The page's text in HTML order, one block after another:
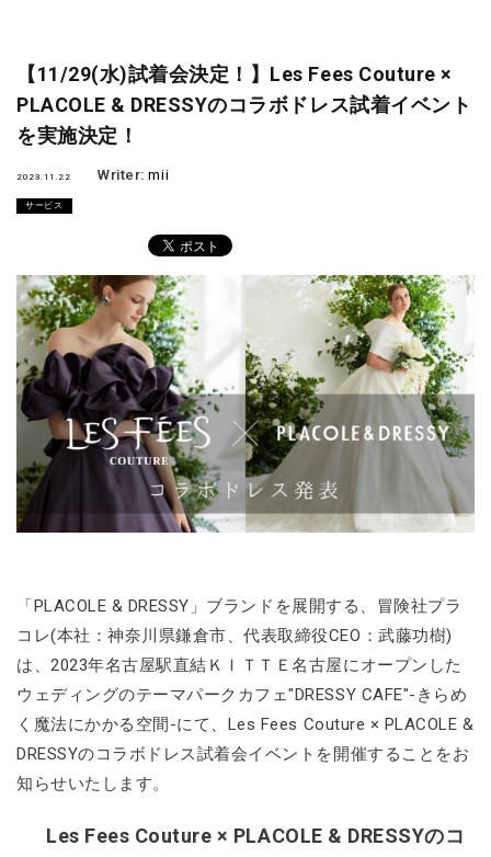
【11/29(水)試着会決定！】Les Fees Couture ×
PLACOLE & DRESSYのコラボドレス試着イベント
を実施決定！
2023.11.22 Writer:mii
サービス
「PLACOLE & DRESSY」ブランドを展開する、冒険社プラ
コレ(本社：神奈川県鎌倉市、代表取締役CEO：武藤功樹)
は、2023年名古屋駅直結ＫＩＴＴＥ名古屋にオープンした
ウェディングのテーマパークカフェ"DRESSY CAFE"-きらめ
く魔法にかかる空間-にて、Les Fees Couture × PLACOLE &
DRESSYのコラボドレス試着会イベントを開催することをお
知らせいたします。
Les Fees Couture × PLACOLE & DRESSYのコ